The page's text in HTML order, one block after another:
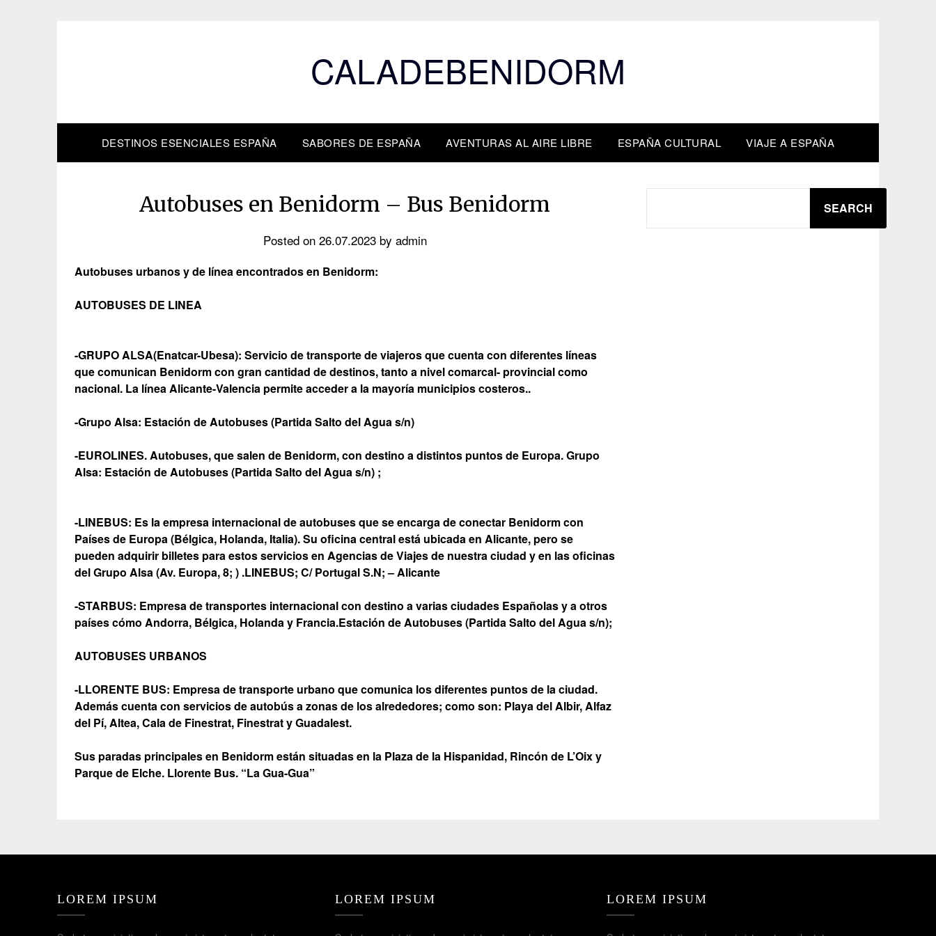
CALADEBENIDORM
DESTINOS ESENCIALES ESPAÑA SABORES DE ESPAÑA AVENTURAS AL AIRE LIBRE ESPAÑA CULTURAL VIAJE A ESPAÑA
Autobuses en Benidorm – Bus Benidorm
Posted on 26.07.2023by admin
Autobuses urbanos y de línea encontrados en Benidorm:
AUTOBUSES DE LINEA
-GRUPO ALSA(Enatcar-Ubesa): Servicio de transporte de viajeros que cuenta con diferentes líneas
que comunican Benidorm con gran cantidad de destinos, tanto a nivel comarcal- provincial como
nacional. La línea Alicante-Valencia permite acceder a la mayoría municipios costeros..
-Grupo Alsa: Estación de Autobuses (Partida Salto del Agua s/n)
-EUROLINES. Autobuses, que salen de Benidorm, con destino a distintos puntos de Europa. Grupo
Alsa: Estación de Autobuses (Partida Salto del Agua s/n) ;
-LINEBUS: Es la empresa internacional de autobuses que se encarga de conectar Benidorm con
Países de Europa (Bélgica, Holanda, Italia). Su oficina central está ubicada en Alicante, pero se
pueden adquirir billetes para estos servicios en Agencias de Viajes de nuestra ciudad y en las oficinas
del Grupo Alsa (Av. Europa, 8; ) .LINEBUS; C/ Portugal S.N; – Alicante
-STARBUS: Empresa de transportes internacional con destino a varias ciudades Españolas y a otros
países cómo Andorra, Bélgica, Holanda y Francia.Estación de Autobuses (Partida Salto del Agua s/n);
AUTOBUSES URBANOS
-LLORENTE BUS: Empresa de transporte urbano que comunica los diferentes puntos de la ciudad.
Además cuenta con servicios de autobús a zonas de los alrededores; como son: Playa del Albir, Alfaz
del Pí, Altea, Cala de Finestrat, Finestrat y Guadalest.
Sus paradas principales en Benidorm están situadas en la Plaza de la Hispanidad, Rincón de L’Oix y
Parque de Elche. Llorente Bus. “La Gua-Gua”
SEARCH
LOREM IPSUM LOREM IPSUM LOREM IPSUM